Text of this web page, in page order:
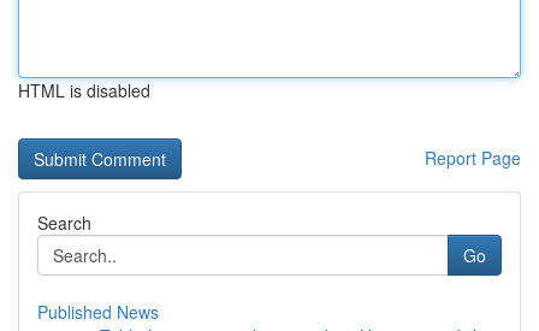
HTML is disabled
Report Page
Search
Go
Published News